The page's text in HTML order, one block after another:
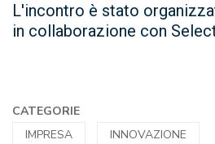
L'incontro è stato
in collaborazione con
CATEGORIE
IMPRESA
INNOVAZIONE